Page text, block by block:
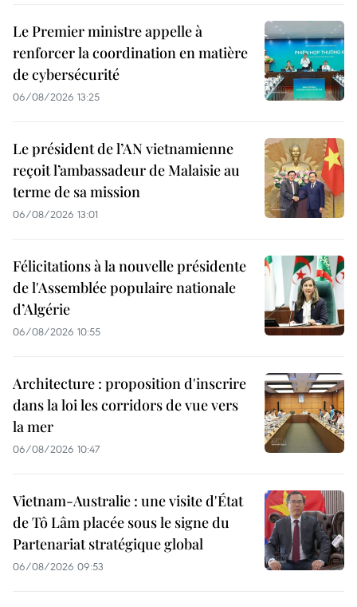
Le Premier ministre appelle à
renforcer la coordination en matière
de cybersécurité
06/08/2026 13:25
Le président de l’AN vietnamienne
reçoit l’ambassadeur de Malaisie au
terme de sa mission
06/08/2026 13:01
Félicitations à la nouvelle présidente
de l'Assemblée populaire nationale
d’Algérie
06/08/2026 10:55
Architecture : proposition d'inscrire
dans la loi les corridors de vue vers
la mer
06/08/2026 10:47
Vietnam-Australie : une visite d'État
de Tô Lâm placée sous le signe du
Partenariat stratégique global
06/08/2026 09:53